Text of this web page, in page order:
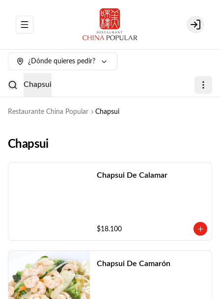
Abrir menu de navegación Login
¿Dónde quieres pedir?
Chapsui
Restaurante China Popular Chapsui
Chapsui
Chapsui De Calamar
$18.100
Chapsui De Camarón